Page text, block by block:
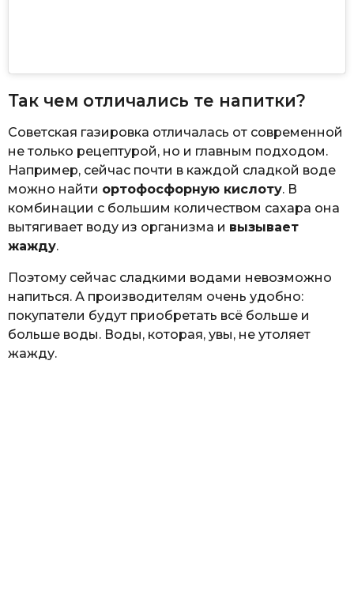
Так чем отличались те напитки?
Советская газировка отличалась от современной
не только рецептурой, но и главным подходом.
Например, сейчас почти в каждой сладкой воде
можно найти ортофосфорную кислоту. В
комбинации с большим количеством сахара она
вытягивает воду из организма и вызывает
жажду.
Поэтому сейчас сладкими водами невозможно
напиться. А производителям очень удобно:
покупатели будут приобретать всё больше и
больше воды. Воды, которая, увы, не утоляет
жажду.